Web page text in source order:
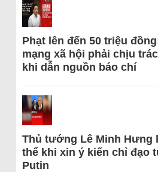
Phạt lên đến 50 triệu
mạng xã hội phải chịu
khi dẫn nguồn báo chí
Thủ tướng Lê Minh Hưng
thể khi xin ý kiến chỉ đạo
Putin